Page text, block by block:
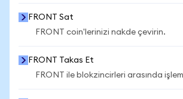
FRONT Sat
FRONT coin'lerinizi nakde çevirin.
FRONT Takas Et
FRONT ile blokzincirleri arasında